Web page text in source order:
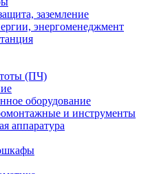
заземление
энергоменеджмент
(ПЧ)
оборудование
и инструменты
аппаратура